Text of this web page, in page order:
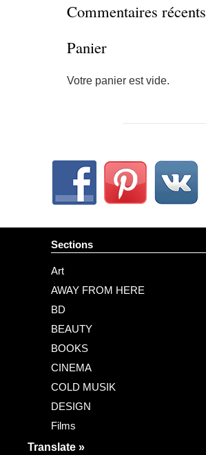
Commentaires récents
Panier
Votre panier est vide.
Sections
Art
AWAY FROM HERE
BD
BEAUTY
BOOKS
CINEMA
COLD MUSIK
DESIGN
Films
FOOD
Translate »